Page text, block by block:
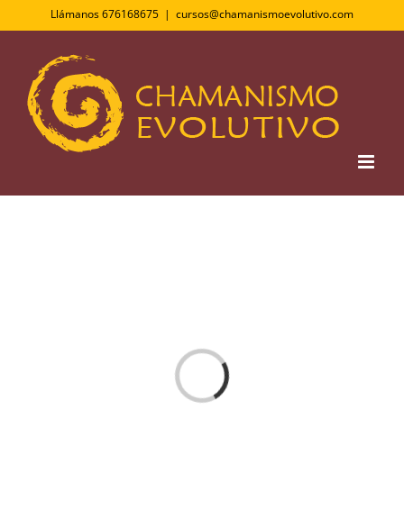
contenido
Llámanos 676168675 | cursos@chamanismoevolutivo.com
Cargando...